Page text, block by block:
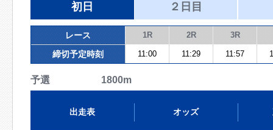
初日 ２日目
レース 1R 2R 3R
締切予定時刻 11:00 11:29 11:57
予選 1800m
出走表 オッズ